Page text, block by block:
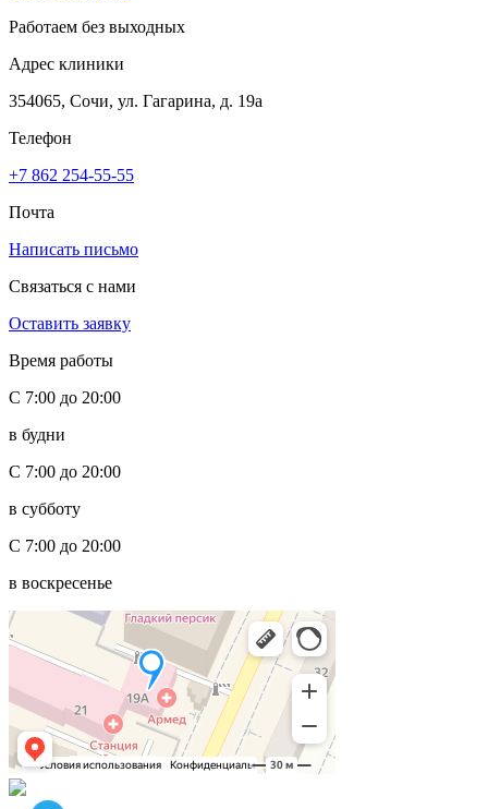
Работаем без выходных
Адрес клиники
354065, Сочи, ул. Гагарина, д. 19а
Телефон
+7 862 254-55-55
Почта
Написать письмо
Связаться с нами
Оставить заявку
Время работы
С 7:00 до 20:00
в будни
С 7:00 до 20:00
в субботу
С 7:00 до 20:00
в воскресенье